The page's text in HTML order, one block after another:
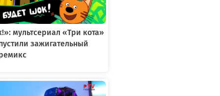
мультсериал «Три кота»
зажигательный